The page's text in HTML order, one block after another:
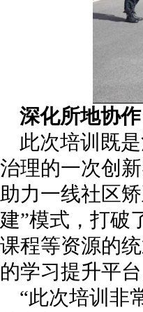
深化所地协
此次培训既
治理的一次创
助力一线社区
建”模式，打破
课程等资源的
的学习提升平台
“此次培训非